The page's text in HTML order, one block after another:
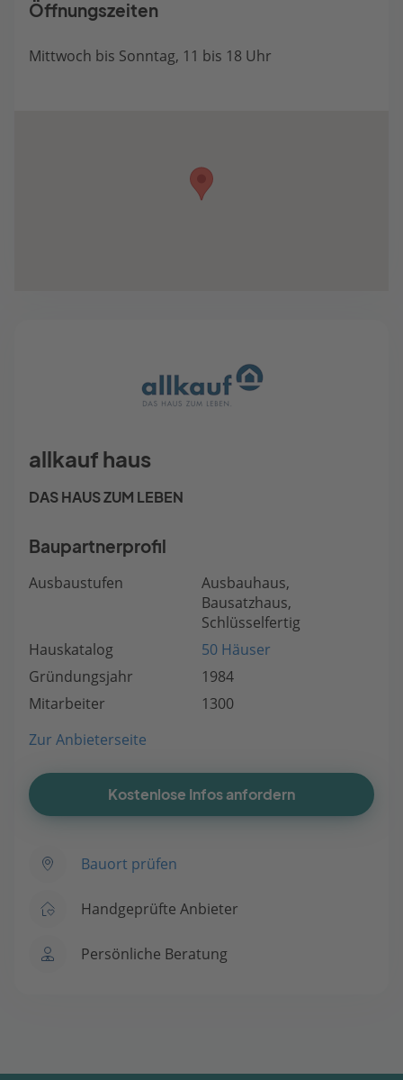
Öffnungszeiten
Mittwoch bis Sonntag, 11 bis 18 Uhr
allkauf haus
DAS HAUS ZUM LEBEN
Baupartnerprofil
Ausbaustufen
Ausbauhaus,
Bausatzhaus,
Schlüsselfertig
Hauskatalog
50 Häuser
Gründungsjahr
1984
Mitarbeiter
1300
Zur Anbieterseite
Kostenlose Infos anfordern
Bauort prüfen
Handgeprüfte Anbieter
Persönliche Beratung